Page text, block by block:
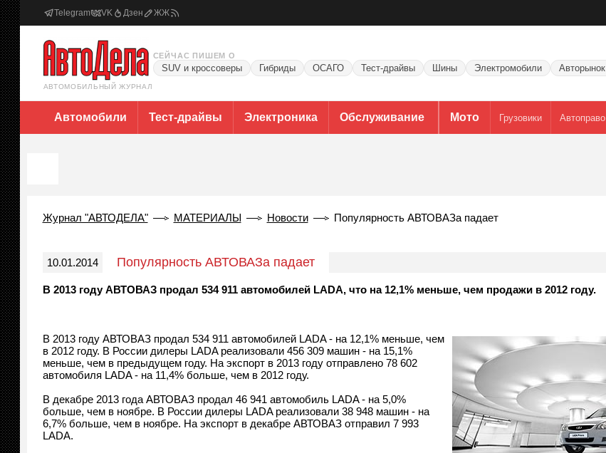
Telegram VK Дзен ЖЖ
АВТОМОБИЛЬНЫЙ ЖУРНАЛ
СЕЙЧАС ПИШЕМ О
SUV и кроссоверы Гибриды ОСАГО Тест-драйвы Шины Электромобили Авторынок
Автомобили Тест-драйвы Электроника Обслуживание Мото Грузовики Автоправо
Журнал "АВТОДЕЛА" МАТЕРИАЛЫ Новости Популярность АВТОВАЗа падает
10.01.2014 Популярность АВТОВАЗа падает
В 2013 году АВТОВАЗ продал 534 911 автомобилей LADA, что на 12,1% меньше, чем продажи в 2012 году.
В 2013 году АВТОВАЗ продал 534 911 автомобилей LADA - на 12,1% меньше, чем
в 2012 году. В России дилеры LADA реализовали 456 309 машин - на 15,1%
меньше, чем в предыдущем году. На экспорт в 2013 году отправлено 78 602
автомобиля LADA - на 11,4% больше, чем в 2012 году.
В декабре 2013 года АВТОВАЗ продал 46 941 автомобиль LADA - на 5,0%
больше, чем в ноябре. В России дилеры LADA реализовали 38 948 машин - на
6,7% больше, чем в ноябре. На экспорт в декабре АВТОВАЗ отправил 7 993
LADA.